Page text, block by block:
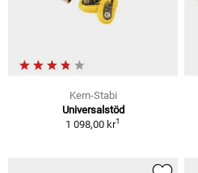
Kern-Stabi
Universalstöd
1 098,00 kr1